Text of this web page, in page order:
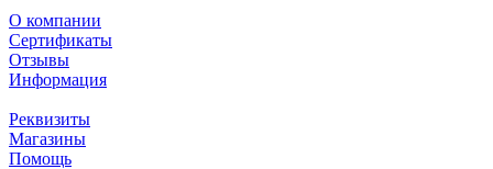
О компании
Сертификаты
Отзывы
Информация
Реквизиты
Магазины
Помощь